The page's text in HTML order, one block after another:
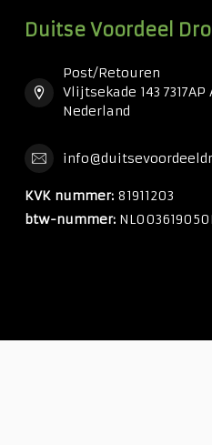
Duitse Voordeel
Post/Retouren
Vlijtsekade 143
Nederland
KVK nummer: 81911203
btw-nummer: